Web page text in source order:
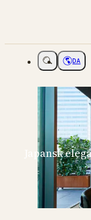
Vælg
DA
Japansk